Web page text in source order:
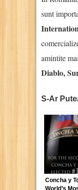
sunt
amintite
Diablo,
S-Ar
Concha y
World’s